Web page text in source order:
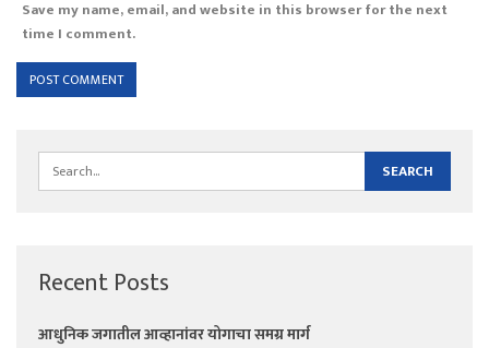
Save my name, email, and website in this browser for the next
time I comment.
Recent Posts
आधुनिक जगातील आव्हानांवर योगाचा समग्र मार्ग